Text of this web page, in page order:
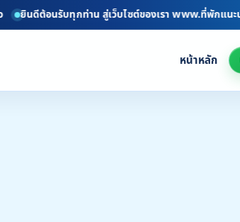
รับทุกท่าน สู่เว็บไซต์ของเรา www.ที่พักแนะนำ.com
หน้าหลัก